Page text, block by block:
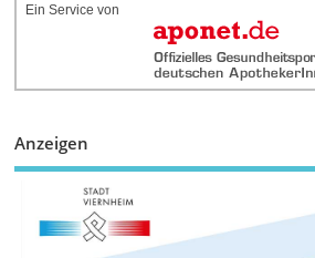
Ein Service von
Anzeigen